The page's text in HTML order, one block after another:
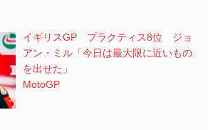
イギリスGP プラクティス8位 ジョ
アン・ミル「今日は最大限に近いもの
を出せた」
MotoGP